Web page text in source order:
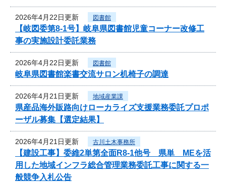
2026年4月22日更新 図書館
【岐図委第8-1号】岐阜県図書館児童コーナー改修工
事の実施設計委託業務
2026年4月22日更新 図書館
岐阜県図書館楽書交流サロン机椅子の調達
2026年4月21日更新 地域産業課
県産品海外販路向けローカライズ支援業務委託プロポ
ーザル募集【選定結果】
2026年4月21日更新 古川土木事務所
【建設工事】委維2単第全面R8-1他号 県単 MEを活
用した地域インフラ総合管理業務委託工事に関する一
般競争入札公告